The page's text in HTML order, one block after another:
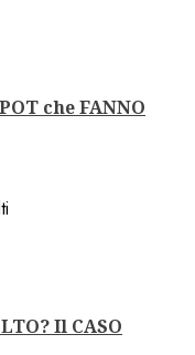
che FANNO
Il CASO